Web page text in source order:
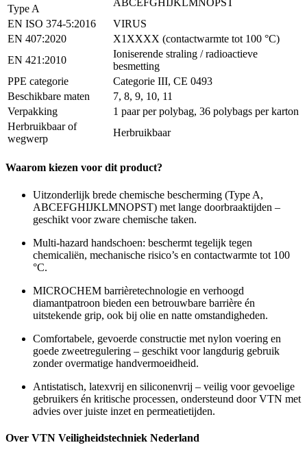
Type A
ABCEFGHIJKLMNOPST
EN ISO 374-5:2016
VIRUS
EN 407:2020
X1XXXX (contactwarmte tot 100 °C)
EN 421:2010
Ioniserende straling / radioactieve
besmetting
PPE categorie
Categorie III, CE 0493
Beschikbare maten
7, 8, 9, 10, 11
Verpakking
1 paar per polybag, 36 polybags per karton
Herbruikbaar of
wegwerp
Herbruikbaar
Waarom kiezen voor dit product?
Uitzonderlijk brede chemische bescherming (Type A,
ABCEFGHIJKLMNOPST) met lange doorbraaktijden –
geschikt voor zware chemische taken.
Multi-hazard handschoen: beschermt tegelijk tegen
chemicaliën, mechanische risico’s en contactwarmte tot 100
°C.
MICROCHEM barrièretechnologie en verhoogd
diamantpatroon bieden een betrouwbare barrière én
uitstekende grip, ook bij olie en natte omstandigheden.
Comfortabele, gevoerde constructie met nylon voering en
goede zweetregulering – geschikt voor langdurig gebruik
zonder overmatige handvermoeidheid.
Antistatisch, latexvrij en siliconenvrij – veilig voor gevoelige
gebruikers én kritische processen, ondersteund door VTN met
advies over juiste inzet en permeatietijden.
Over VTN Veiligheidstechniek Nederland